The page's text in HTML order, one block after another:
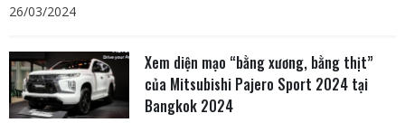
26/03/2024
Xem diện mạo “bằng xương, bằng thịt”
của Mitsubishi Pajero Sport 2024 tại
Bangkok 2024